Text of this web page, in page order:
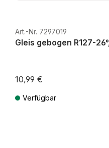
Art.-Nr. 7297019
Gleis gebogen R127-
10,99 €
Verfügbar